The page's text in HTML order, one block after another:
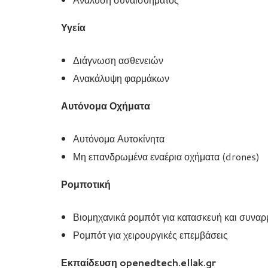
Υγεία
Διάγνωση ασθενειών
Ανακάλυψη φαρμάκων
Αυτόνομα Οχήματα
Αυτόνομα Αυτοκίνητα
Μη επανδρωμένα εναέρια οχήματα (drones)
Ρομποτική
Βιομηχανικά ρομπότ για κατασκευή και
Ρομπότ για χειρουργικές επεμβάσεις
Εκπαίδευση openedtech.ellak.gr